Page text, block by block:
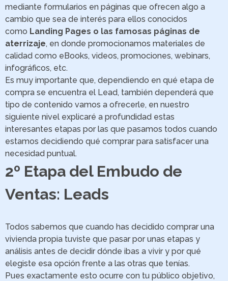
mediante formularios en páginas que ofrecen algo a
cambio que sea de interés para ellos conocidos
como Landing Pages o las famosas páginas de
aterrizaje, en donde promocionamos materiales de
calidad como eBooks, videos, promociones, webinars,
infográficos, etc.
Es muy importante que, dependiendo en qué etapa de
compra se encuentra el Lead, también dependerá que
tipo de contenido vamos a ofrecerle, en nuestro
siguiente nivel explicaré a profundidad estas
interesantes etapas por las que pasamos todos cuando
estamos decidiendo qué comprar para satisfacer una
necesidad puntual.
2º Etapa del Embudo de
Ventas: Leads
Todos sabemos que cuando has decidido comprar una
vivienda propia tuviste que pasar por unas etapas y
análisis antes de decidir dónde ibas a vivir y por qué
elegiste esa opción frente a las otras que tenías.
Pues exactamente esto ocurre con tu público objetivo,